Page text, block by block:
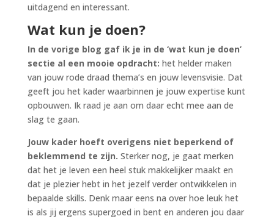
uitdagend en interessant.
Wat kun je doen?
In de vorige blog gaf ik je in de ‘wat kun je doen’
sectie al een mooie opdracht: het helder maken
van jouw rode draad thema’s en jouw levensvisie. Dat
geeft jou het kader waarbinnen je jouw expertise kunt
opbouwen. Ik raad je aan om daar echt mee aan de
slag te gaan.
Jouw kader hoeft overigens niet beperkend of
beklemmend te zijn. Sterker nog, je gaat merken
dat het je leven een heel stuk makkelijker maakt en
dat je plezier hebt in het jezelf verder ontwikkelen in
bepaalde skills. Denk maar eens na over hoe leuk het
is als jij ergens supergoed in bent en anderen jou daar